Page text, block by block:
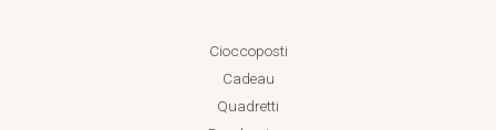
Cioccoposti
Cadeau
Quadretti